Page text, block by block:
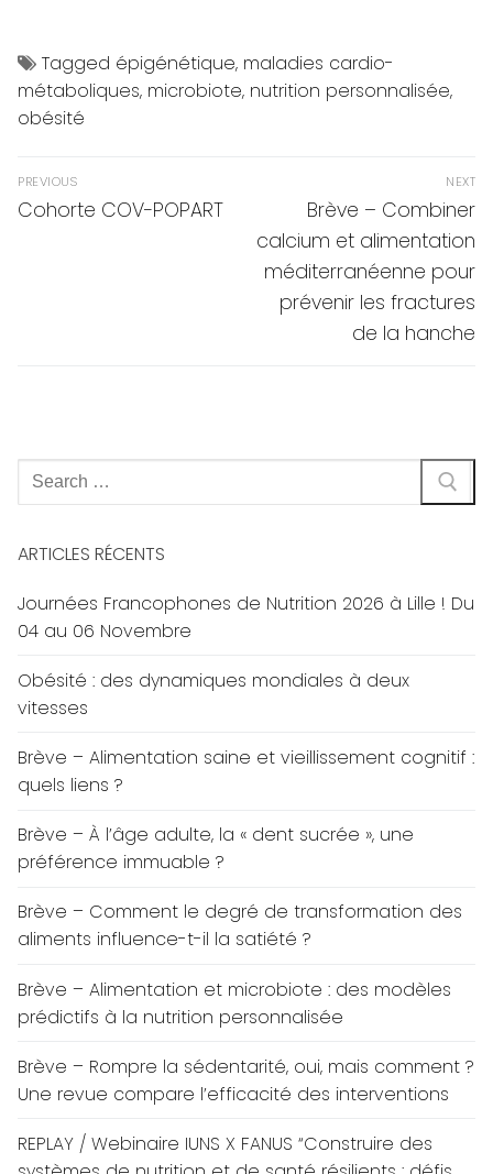
Tagged épigénétique, maladies cardio-
métaboliques, microbiote, nutrition personnalisée,
obésité
Navigation
de
PREVIOUS
Previous
Cohorte COV-POPART
NEXT
Next
post:
Brève – Combiner
calcium et alimentation
méditerranéenne pour
prévenir les fractures
de la hanche
Rechercher
:
ARTICLES RÉCENTS
Journées Francophones de Nutrition 2026 à Lille ! Du
04 au 06 Novembre
Obésité : des dynamiques mondiales à deux
vitesses
Brève – Alimentation saine et vieillissement cognitif :
quels liens ?
Brève – À l’âge adulte, la « dent sucrée », une
préférence immuable ?
Brève – Comment le degré de transformation des
aliments influence-t-il la satiété ?
Brève – Alimentation et microbiote : des modèles
prédictifs à la nutrition personnalisée
Brève – Rompre la sédentarité, oui, mais comment ?
Une revue compare l’efficacité des interventions
REPLAY / Webinaire IUNS X FANUS “Construire des